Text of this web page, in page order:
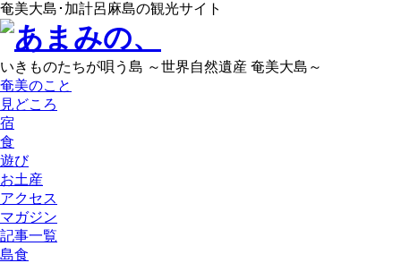
奄美大島･加計呂麻島の観光サイト
いきものたちが唄う島 ～世界自然遺産 奄美大島～
奄美のこと
見どころ
宿
食
遊び
お土産
アクセス
マガジン
記事一覧
島食